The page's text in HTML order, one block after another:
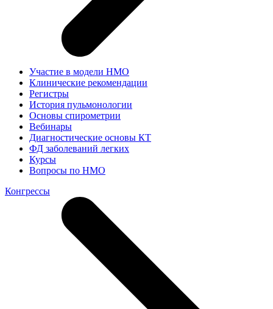
Участие в модели НМО
Клинические рекомендации
Регистры
История пульмонологии
Основы спирометрии
Вебинары
Диагностические основы КТ
ФД заболеваний легких
Курсы
Вопросы по НМО
Конгрессы